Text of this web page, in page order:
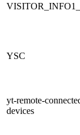
YSC
yt-remote-
devices